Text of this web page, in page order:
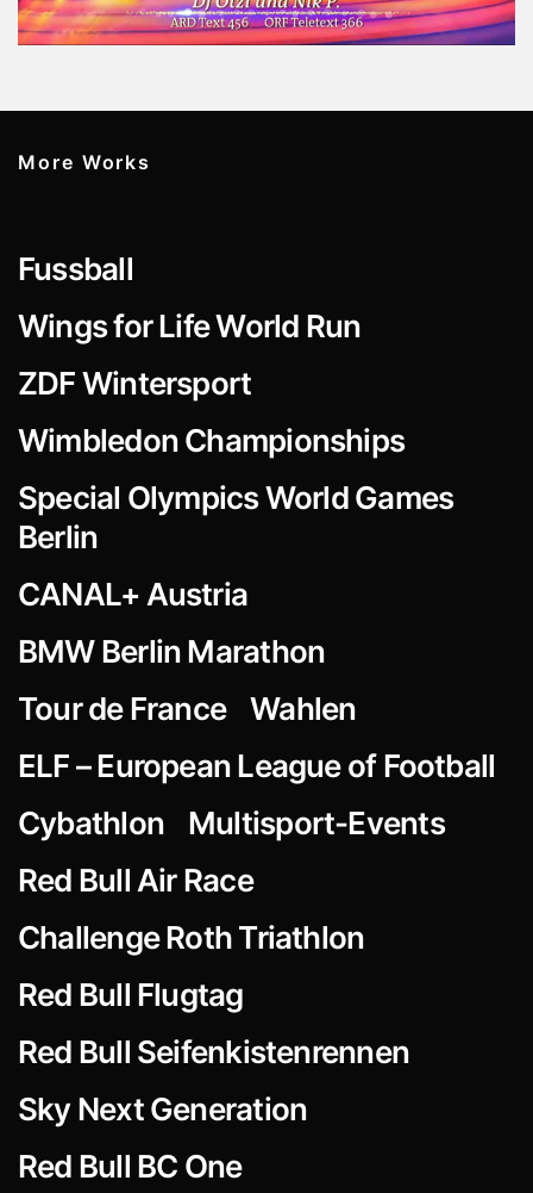
More Works
Fussball
Wings for Life World Run
ZDF Wintersport
Wimbledon Championships
Special Olympics World Games
Berlin
CANAL+ Austria
BMW Berlin Marathon
Tour de France
Wahlen
ELF – European League of Football
Cybathlon
Multisport-Events
Red Bull Air Race
Challenge Roth Triathlon
Red Bull Flugtag
Red Bull Seifenkistenrennen
Sky Next Generation
Red Bull BC One